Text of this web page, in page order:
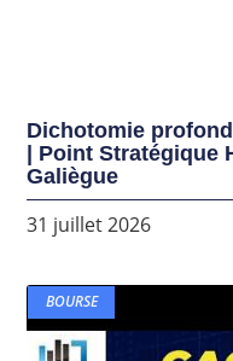
Dichotomie
| Point Stratégique
Galiègue
31 juillet 2026
BOURSE